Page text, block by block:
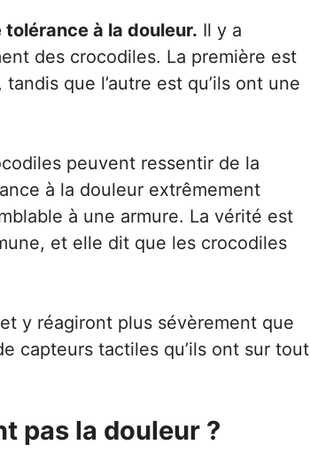
tolérance à la douleur. Il y a
des crocodiles. La première est
que l’autre est qu’ils ont une
peuvent ressentir de la
à la douleur extrêmement
à une armure. La vérité est
et elle dit que les crocodiles
y réagiront plus sévèrement que
capteurs tactiles qu’ils ont sur tout
pas la douleur ?